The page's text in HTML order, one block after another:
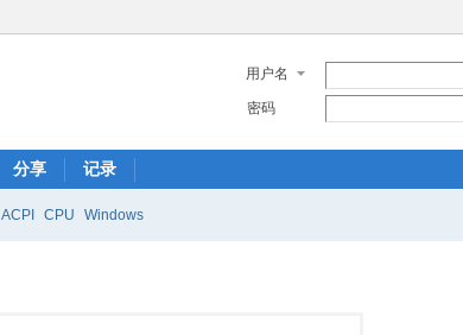
用户名
密码
分享 记录
ACPI CPU Windows